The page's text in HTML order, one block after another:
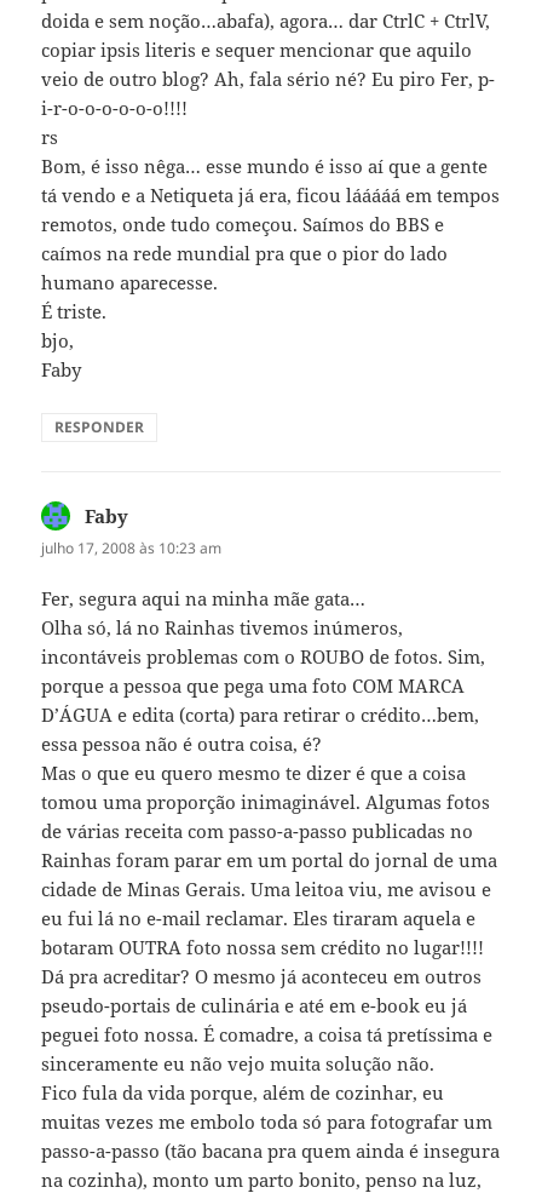
doida e sem noção…abafa), agora… dar CtrlC + CtrlV,
copiar ipsis literis e sequer mencionar que aquilo
veio de outro blog? Ah, fala sério né? Eu piro Fer, p-
i-r-o-o-o-o-o-o!!!!
rs
Bom, é isso nêga… esse mundo é isso aí que a gente
tá vendo e a Netiqueta já era, ficou lááááá em tempos
remotos, onde tudo começou. Saímos do BBS e
caímos na rede mundial pra que o pior do lado
humano aparecesse.
É triste.
bjo,
Faby
RESPONDER
Faby
julho 17, 2008 às 10:23 am
Fer, segura aqui na minha mãe gata…
Olha só, lá no Rainhas tivemos inúmeros,
incontáveis problemas com o ROUBO de fotos. Sim,
porque a pessoa que pega uma foto COM MARCA
D’ÁGUA e edita (corta) para retirar o crédito…bem,
essa pessoa não é outra coisa, é?
Mas o que eu quero mesmo te dizer é que a coisa
tomou uma proporção inimaginável. Algumas fotos
de várias receita com passo-a-passo publicadas no
Rainhas foram parar em um portal do jornal de uma
cidade de Minas Gerais. Uma leitoa viu, me avisou e
eu fui lá no e-mail reclamar. Eles tiraram aquela e
botaram OUTRA foto nossa sem crédito no lugar!!!!
Dá pra acreditar? O mesmo já aconteceu em outros
pseudo-portais de culinária e até em e-book eu já
peguei foto nossa. É comadre, a coisa tá pretíssima e
sinceramente eu não vejo muita solução não.
Fico fula da vida porque, além de cozinhar, eu
muitas vezes me embolo toda só para fotografar um
passo-a-passo (tão bacana pra quem ainda é insegura
na cozinha), monto um parto bonito, penso na luz,